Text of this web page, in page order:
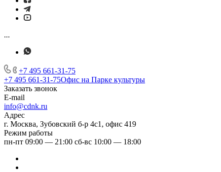
...
+7 495 661-31-75
+7 495 661-31-75Офис на Парке культуры
Заказать звонок
E-mail
info@cdnk.ru
Адрес
г. Москва, Зубовский б-р 4с1, офис 419
Режим работы
пн-пт 09:00 — 21:00 сб-вс 10:00 — 18:00